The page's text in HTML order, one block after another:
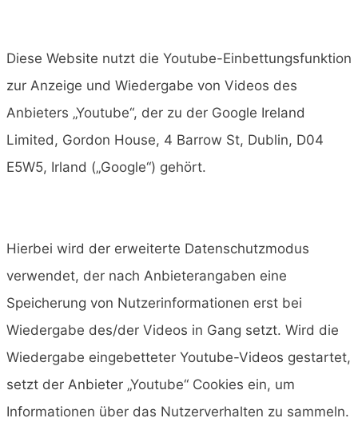
Diese Website nutzt die Youtube-Einbettungsfunktion
zur Anzeige und Wiedergabe von Videos des
Anbieters „Youtube“, der zu der Google Ireland
Limited, Gordon House, 4 Barrow St, Dublin, D04
E5W5, Irland („Google“) gehört.
Hierbei wird der erweiterte Datenschutzmodus
verwendet, der nach Anbieterangaben eine
Speicherung von Nutzerinformationen erst bei
Wiedergabe des/der Videos in Gang setzt. Wird die
Wiedergabe eingebetteter Youtube-Videos gestartet,
setzt der Anbieter „Youtube“ Cookies ein, um
Informationen über das Nutzerverhalten zu sammeln.